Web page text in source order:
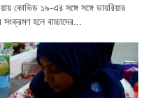
কোভিড ১৯-এর সঙ্গে সঙ্গে ডায়রিয়ার
হলে বাচ্চাদের...